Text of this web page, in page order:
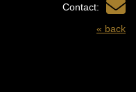
Contact:
« back